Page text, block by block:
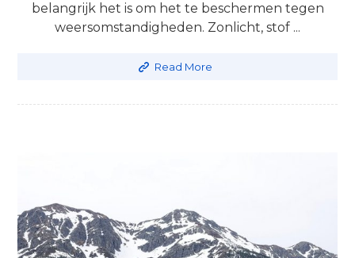
belangrijk het is om het te beschermen tegen
weersomstandigheden. Zonlicht, stof ...
Read More